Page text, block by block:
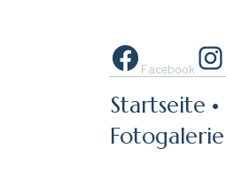
Facebook
Startseite
Fotogalerie